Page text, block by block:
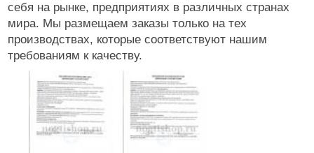
себя на рынке, предприятиях в различных странах
мира. Мы размещаем заказы только на тех
производствах, которые соответствуют нашим
требованиям к качеству.